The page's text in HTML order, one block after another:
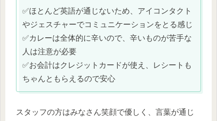
✅ほとんど英語が通じないため、アイコンタクト
やジェスチャーでコミュニケーションをとる感じ
✅カレーは全体的に辛いので、辛いものが苦手な
人は注意が必要
✅お会計はクレジットカードが使え、レシートも
ちゃんともらえるので安心
スタッフの方はみなさん笑顔で優しく、言葉が通じ